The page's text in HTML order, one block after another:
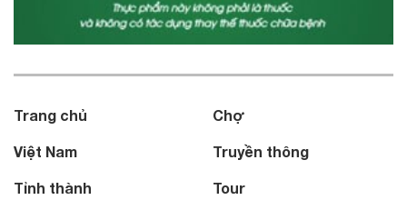
Trang chủ
Việt Nam
Tỉnh thành
Chợ
Truyền thông
Tour